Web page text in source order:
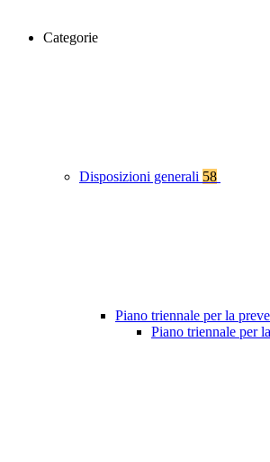
Categorie
Disposizioni generali 58
Piano triennale per la
Piano triennale per